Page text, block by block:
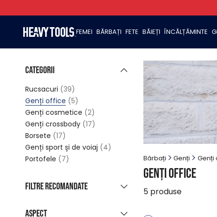
FEMEI BĂRBAȚI FETE BĂIEȚI ÎNCĂLȚĂMINTE
Bărbați Genți Genți
Genți office
5 produse
Categorii
Rucsacuri (39)
Genți office (5)
Genți cosmetice (2)
Genți crossbody (17)
Borsete (17)
Genți sport și de voiaj (4)
Portofele (7)
Filtre recomandate
Aspect